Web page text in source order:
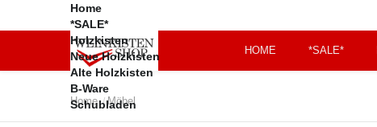
Home
*SALE*
Holzkisten
Neue Holzkisten
Alte Holzkisten
B-Ware
Schubladen
HOME *SALE*
Gaming Zimmer
Meine Bestellungen
Home / Möbel